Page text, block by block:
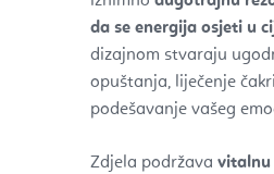
da se energija osjeti u
dizajnom stvaraju
opuštanja, liječenje
podešavanje vašeg
Zdjela podržava vitalnu